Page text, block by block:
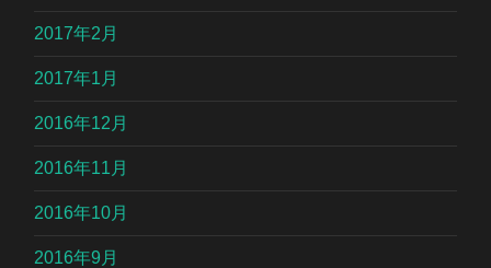
2017年2月
2017年1月
2016年12月
2016年11月
2016年10月
2016年9月